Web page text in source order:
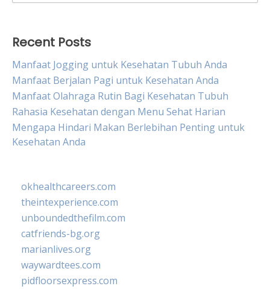
for:
Recent Posts
Manfaat Jogging untuk Kesehatan Tubuh Anda
Manfaat Berjalan Pagi untuk Kesehatan Anda
Manfaat Olahraga Rutin Bagi Kesehatan Tubuh
Rahasia Kesehatan dengan Menu Sehat Harian
Mengapa Hindari Makan Berlebihan Penting untuk
Kesehatan Anda
okhealthcareers.com
theintexperience.com
unboundedthefilm.com
catfriends-bg.org
marianlives.org
waywardtees.com
pidfloorsexpress.com